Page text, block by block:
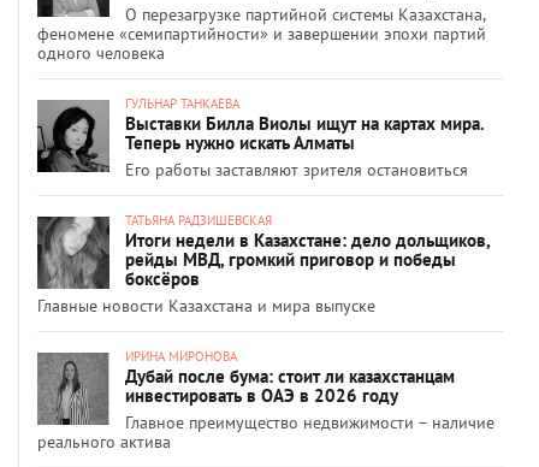
О перезагрузке партийной системы Казахстана,
феномене «семипартийности» и завершении эпохи партий
одного человека
ГУЛЬНАР ТАНКАЕВА
Выставки Билла Виолы ищут на картах мира.
Теперь нужно искать Алматы
Его работы заставляют зрителя остановиться
ТАТЬЯНА РАДЗИШЕВСКАЯ
Итоги недели в Казахстане: дело дольщиков,
рейды МВД, громкий приговор и победы
боксёров
Главные новости Казахстана и мира выпуске
ИРИНА МИРОНОВА
Дубай после бума: стоит ли казахстанцам
инвестировать в ОАЭ в 2026 году
Главное преимущество недвижимости – наличие
реального актива